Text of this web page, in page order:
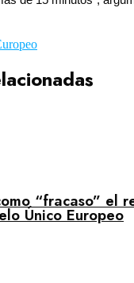
“fracaso” el
Único Europeo